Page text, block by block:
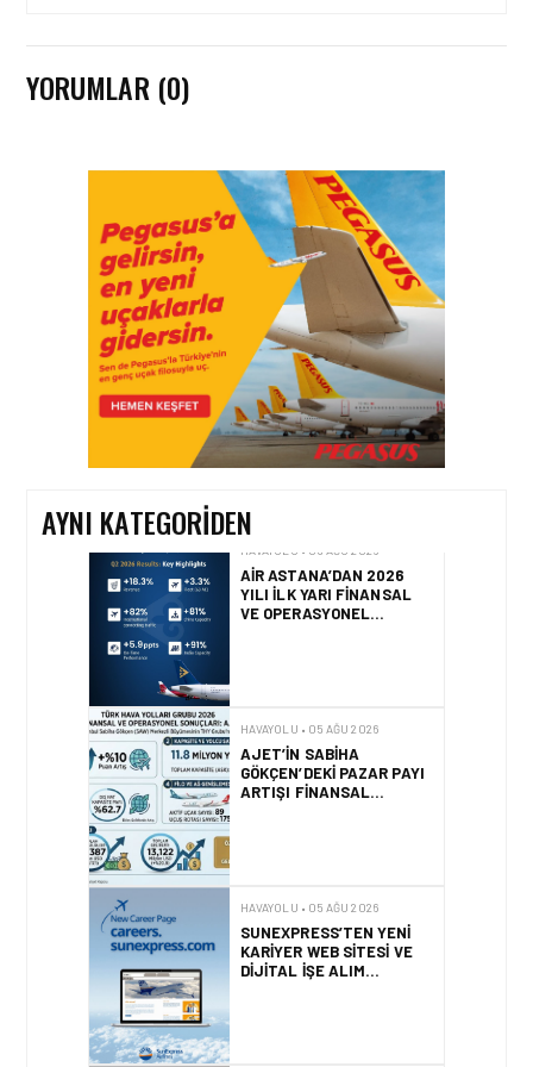
YORUMLAR (0)
AYNI KATEGORIDEN
HAVAYOLU • 07 AĞU 2026
SUNEXPRESS’IN ÜÇ GÜN
ÜST ÜSTE GÜNLÜK
YOLCU SAYISI 71 BINI AŞTI
HAVAYOLU • 05 AĞU 2026
CORENDON’DAN YAKIT
VERIMLILIĞI VE
SÜRDÜRÜLEBILIRLIK IÇIN
İŞ BIRLIĞI!
HAVAYOLU • 05 AĞU 2026
AIR ASTANA’DAN 2026
YILI İLK YARI FINANSAL
VE OPERASYONEL
HAVAYOLU • 05 AĞU 2026
AJET’IN SABIHA
GÖKÇEN’DEKI PAZAR PAYI
ARTIŞI FINANSAL
HAVAYOLU • 05 AĞU 2026
SUNEXPRESS’TEN YENI
KARIYER WEB SITESI VE
DIJITAL İŞE ALIM